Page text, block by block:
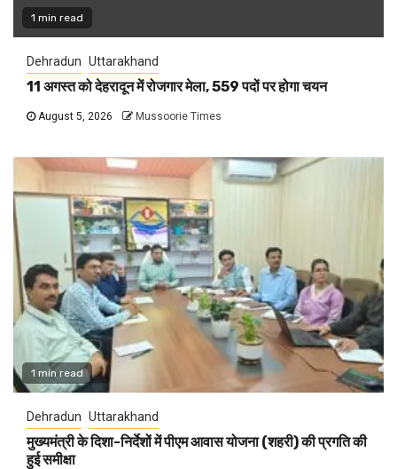
1 min read
Dehradun Uttarakhand
11 अगस्त को देहरादून में रोजगार मेला, 559 पदों पर होगा चयन
August 5, 2026 Mussoorie Times
1 min read
Dehradun Uttarakhand
मुख्यमंत्री के दिशा-निर्देशों में पीएम आवास योजना (शहरी) की प्रगति की
हुई समीक्षा